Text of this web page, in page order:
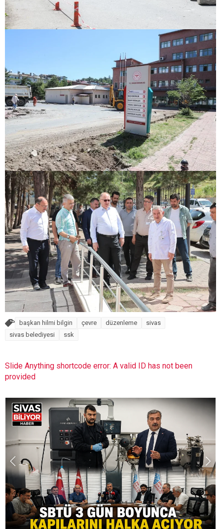
başkan hilmi bilgin çevre düzenleme
sivas
sivas belediyesi
ssk
Slide Anything shortcode error: A valid ID has not been
provided